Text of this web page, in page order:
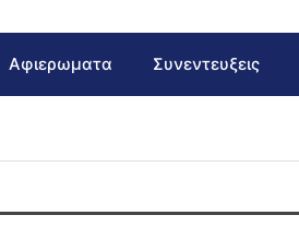
Αφιερωματα Συνεντευξεις